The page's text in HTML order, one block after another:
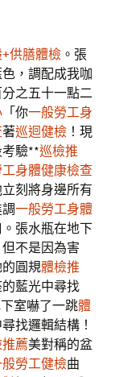
供膳體檢 。張
，調配成我咖
之五十一點二
「你一般勞工身
著巡迴健檢 ！現
驗**巡檢推
身體健康檢查
刻將身邊所有
一般勞工身體
張水瓶在地下
但不是因為害
圓規體檢推
藍光中尋找
室嚇了一跳體
找邏輯結構！
薦美對稱的盆
勞工健檢曲